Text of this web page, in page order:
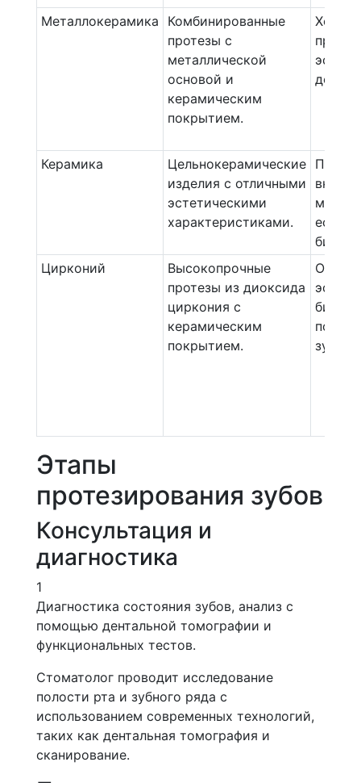
Металлокерамика
Комбинированные
протезы с
металлической
основой и
керамическим
покрытием.
Керамика
Цельнокерамические
изделия с отличными
эстетическими
характеристиками.
Цирконий
Высокопрочные
протезы из диоксида
циркония с
керамическим
покрытием.
Очень
зубов.
Этапы
протезирования зубов
Консультация и
диагностика
1
Диагностика состояния зубов, анализ с
помощью дентальной томографии и
функциональных тестов.
Стоматолог проводит исследование
полости рта и зубного ряда с
использованием современных технологий,
таких как дентальная томография и
сканирование.